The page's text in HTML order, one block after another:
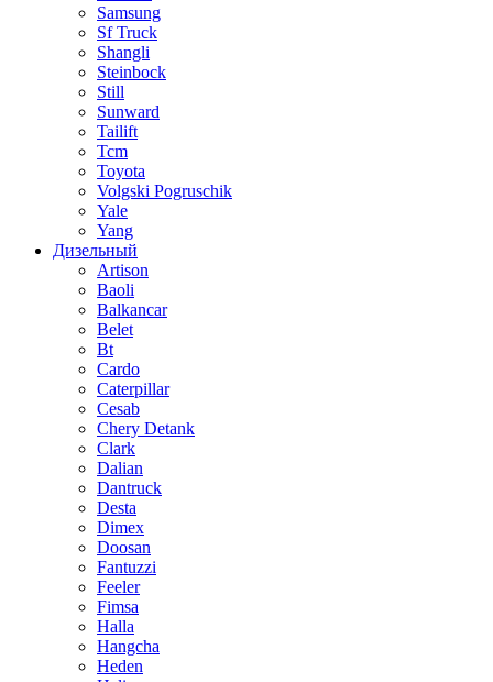
Samsung
Sf Truck
Shangli
Steinbock
Still
Sunward
Tailift
Tcm
Toyota
Volgski Pogruschik
Yale
Yang
Дизельный
Artison
Baoli
Balkancar
Belet
Bt
Cardo
Caterpillar
Cesab
Chery Detank
Clark
Dalian
Dantruck
Desta
Dimex
Doosan
Fantuzzi
Feeler
Fimsa
Halla
Hangcha
Heden